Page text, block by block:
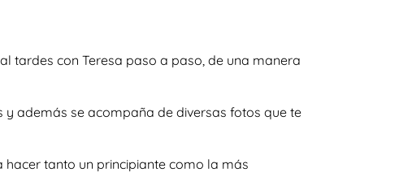
tardes con Teresa paso a paso, de una manera
además se acompaña de diversas fotos que te
tanto un principiante como la más